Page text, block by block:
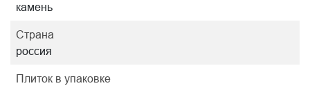
камень
Страна
россия
Плиток в упаковке